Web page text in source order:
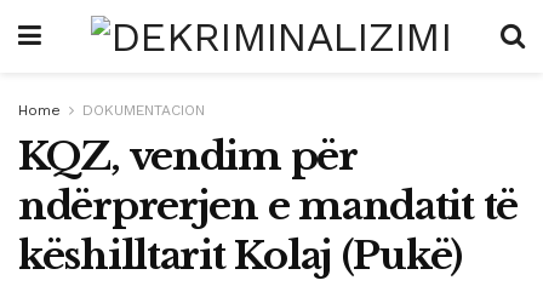
Home DOKUMENTACION
KQZ, vendim për
ndërprerjen e mandatit të
këshilltarit Kolaj (Pukë)